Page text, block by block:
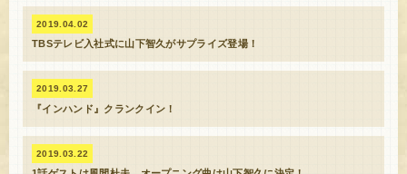
2019.04.02
TBSテレビ入社式に山下智久がサプライズ登場！
2019.03.27
『インハンド』クランクイン！
2019.03.22